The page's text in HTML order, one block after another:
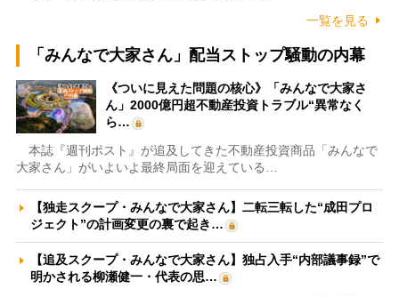
一覧を見る
「みんなで大家さん」配当ストップ騒動の内幕
《ついに見えた問題の核心》「みんなで大家さ
ん」2000億円超不動産投資トラブル“異常なく
ら…
本誌『週刊ポスト』が追及してきた不動産投資商品「みんなで
大家さん」がいよいよ最終局面を迎えている…
【独走スクープ・みんなで大家さん】二転三転した“成田プロ
ジェクト”の計画変更の裏で起き…
【追及スクープ・みんなで大家さん】独占入手“内部議事録”で
明かされる柳瀬健一・代表の思…